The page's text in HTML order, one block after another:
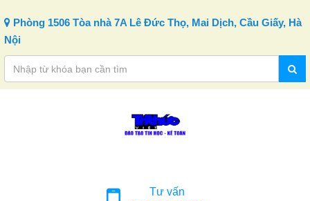
Phòng 1506 Tòa nhà 7A Lê Đức Thọ, Mai Dịch, Cầu Giấy, Hà
Nội
Tư vấn